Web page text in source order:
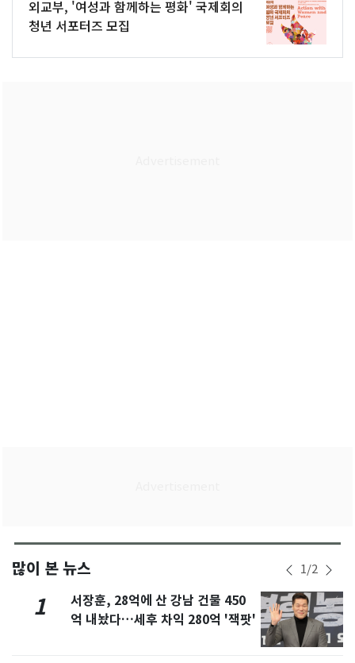
외교부, '여성과 함께하는 평화' 국제회의
청년 서포터즈 모집
많이 본 뉴스 1/2
1
서장훈, 28억에 산 강남 건물 450
억 내놨다…세후 차익 280억 '잭팟'